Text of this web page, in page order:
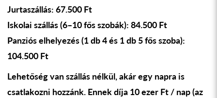
Jurtaszállás: 67.500 Ft
Iskolai szállás (6–10 fős szobák): 84.500 Ft
Panziós elhelyezés (1 db 4 és 1 db 5 fős szoba):
104.500 Ft
Lehetőség van szállás nélkül, akár egy napra is
csatlakozni hozzánk. Ennek díja 10 ezer Ft / nap (az